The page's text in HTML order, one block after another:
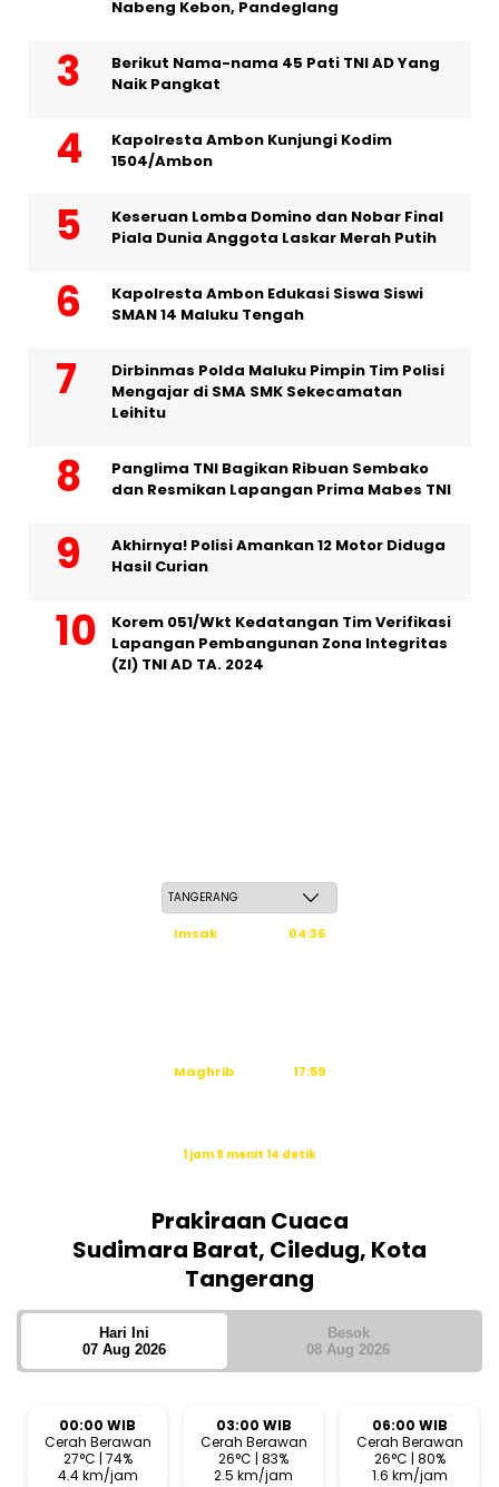
Nabeng Kebon, Pandeglang
Berikut Nama-nama 45 Pati TNI AD Yang
Naik Pangkat
Kapolresta Ambon Kunjungi Kodim
1504/Ambon
Keseruan Lomba Domino dan Nobar Final
Piala Dunia Anggota Laskar Merah Putih
Kapolresta Ambon Edukasi Siswa Siswi
SMAN 14 Maluku Tengah
Dirbinmas Polda Maluku Pimpin Tim Polisi
Mengajar di SMA SMK Sekecamatan
Leihitu
Panglima TNI Bagikan Ribuan Sembako
dan Resmikan Lapangan Prima Mabes TNI
Akhirnya! Polisi Amankan 12 Motor Diduga
Hasil Curian
Korem 051/Wkt Kedatangan Tim Verifikasi
Lapangan Pembangunan Zona Integritas
(ZI) TNI AD TA. 2024
Imsak
04:36
Maghrib
17:59
1 jam 9 menit 13 detik
Prakiraan Cuaca
Sudimara Barat, Ciledug, Kota
Tangerang
Hari Ini
07 Aug 2026
Besok
08 Aug 2026
00:00 WIB
Cerah Berawan
27°C | 74%
4.4 km/jam
03:00 WIB
Cerah Berawan
26°C | 83%
2.5 km/jam
06:00 WIB
Cerah Berawan
26°C | 80%
1.6 km/jam